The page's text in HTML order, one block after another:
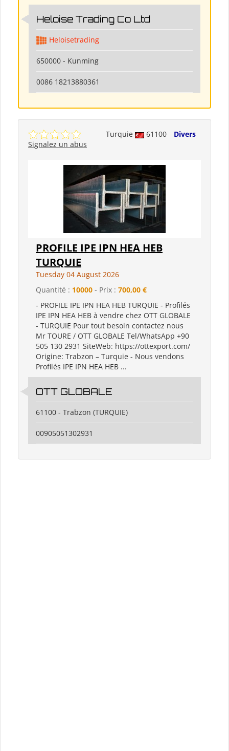
Heloise Trading Co Ltd
Heloisetrading
650000 - Kunming
0086 18213880361
Turquie 61100
Divers
Signalez un abus
PROFILE IPE IPN HEA HEB
TURQUIE
Tuesday 04 August 2026
Quantité : 10000 - Prix : 700,00 €
- PROFILE IPE IPN HEA HEB TURQUIE - Profilés
IPE IPN HEA HEB à vendre chez OTT GLOBALE
- TURQUIE Pour tout besoin contactez nous
Mr TOURE / OTT GLOBALE Tel/WhatsApp +90
505 130 2931 SiteWeb: https://ottexport.com/
Origine: Trabzon – Turquie - Nous vendons
Profilés IPE IPN HEA HEB ...
OTT GLOBALE
61100 - Trabzon (TURQUIE)
00905051302931